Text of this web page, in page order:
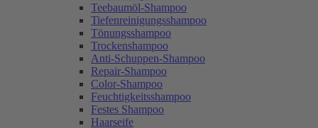
Teebaumöl-Shampoo
Tiefenreinigungsshampoo
Tönungsshampoo
Trockenshampoo
Anti-Schuppen-Shampoo
Repair-Shampoo
Color-Shampoo
Feuchtigkeitsshampoo
Festes Shampoo
Haarseife